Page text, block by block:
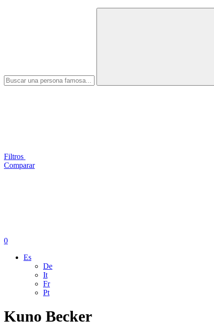
Filtros
Comparar
0
Es
De
It
Fr
Pt
Kuno Becker